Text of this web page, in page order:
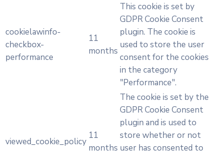
cookielawinfo-
checkbox-
performance
11
months
This cookie is set by
GDPR Cookie Consent
plugin. The cookie is
used to store the user
consent for the cookies
in the category
"Performance".
viewed_cookie_policy
11
months
The cookie is set by the
GDPR Cookie Consent
plugin and is used to
store whether or not
user has consented to